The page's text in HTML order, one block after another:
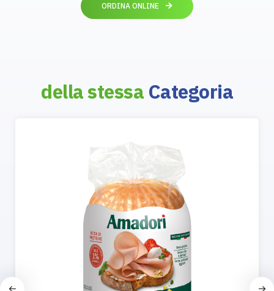
ORDINA ONLINE
della stessa Categoria